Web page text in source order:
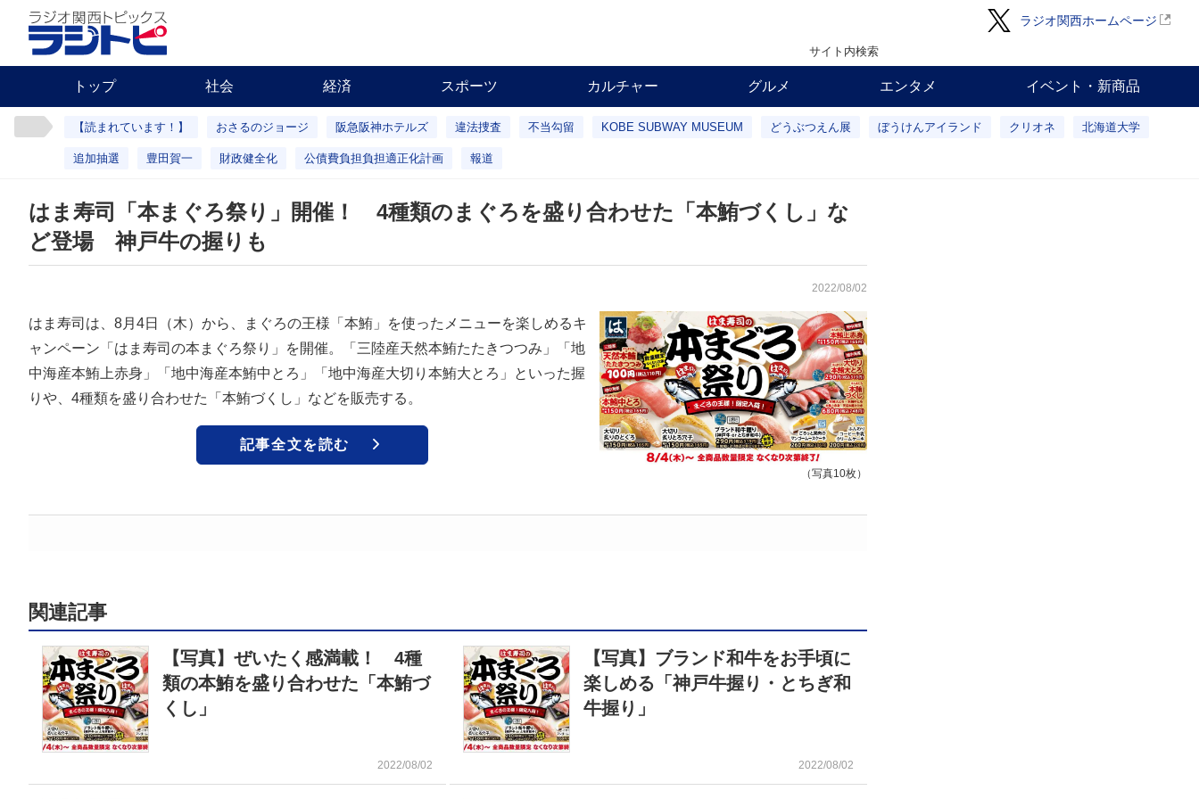
ラジオ関西ホームページ
サイト内検索
トップ 社会 経済 スポーツ カルチャー グルメ エンタメ イベント・新商品
【読まれています！】 おさるのジョージ 阪急阪神ホテルズ 違法捜査 不当勾留 KOBE SUBWAY MUSEUM どうぶつえん展 ぼうけんアイランド クリオネ 北海道大学
追加抽選 豊田賀一 財政健全化 公債費負担負担適正化計画 報道
はま寿司「本まぐろ祭り」開催！ 4種類のまぐろを盛り合わせた「本鮪づくし」な
ど登場 神戸牛の握りも
2022/08/02
（写真10枚）
はま寿司は、8月4日（木）から、まぐろの王様「本鮪」を使ったメニューを楽しめるキ
ャンペーン「はま寿司の本まぐろ祭り」を開催。「三陸産天然本鮪たたきつつみ」「地
中海産本鮪上赤身」「地中海産本鮪中とろ」「地中海産大切り本鮪大とろ」といった握
りや、4種類を盛り合わせた「本鮪づくし」などを販売する。
記事全文を読む
関連記事
【写真】ぜいたく感満載！ 4種
類の本鮪を盛り合わせた「本鮪づ
くし」
2022/08/02
【写真】ブランド和牛をお手頃に
楽しめる「神戸牛握り・とちぎ和
牛握り」
2022/08/02